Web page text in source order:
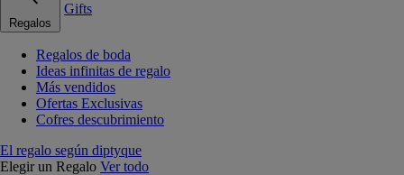
Regalos
Gifts
Regalos de boda
Ideas infinitas de regalo
Más vendidos
Ofertas Exclusivas
Cofres descubrimiento
El regalo según diptyque
Elegir un Regalo Ver todo